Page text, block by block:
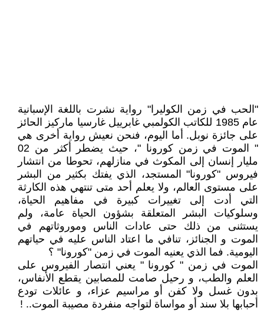
"الحب في زمن الكوليرا" رواية نشرت باللغة الإسبانية
عام 1985 للكاتب الكولمبي غابرييل غارسيا ماركيز الحائز
على جائزة نوبل. أما اليوم، فنحن نعيش رواية أخرى هي
" الموت في زمن كورونا "، حيث يضطر أكثر من 02
مليار إنسان إلى المكوث في منازلهم، تحوطا من انتشار
فيروس "كورونا" المستجد، الذي يفتك بكثير من البشر
على مستوى العالم، ولا يعلم أحد متى تنتهي هذه الكارثة
التي أدت إلى تغييرات كبيرة في مفاهيم الحياة،
وسلوكيات البشر المتعلقة بشؤون الحياة عامة، ولم
يستثنى من ذلك حتى عادات الناس وموروثاتهم في
الموت و الجنائز، تنافي ما اعتاد الناس عليه في حياتهم
اليومية. فما الذي يعنيه الموت في زمن "كورونا" ؟
الموت في زمن " كورونا " يعني انتصار الفيروس على
العلم والطب، و رحيل صامت للمصابين يقطع الأنفاس،
بدون غسل ولا كفن أو مراسيم عزاء، و عائلات تودع
أحبابها بلا سند أو مواساة لتواجه منفردة مصيبة الموت.. !